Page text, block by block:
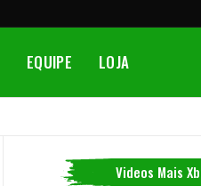
EQUIPE LOJA
Videos Mais